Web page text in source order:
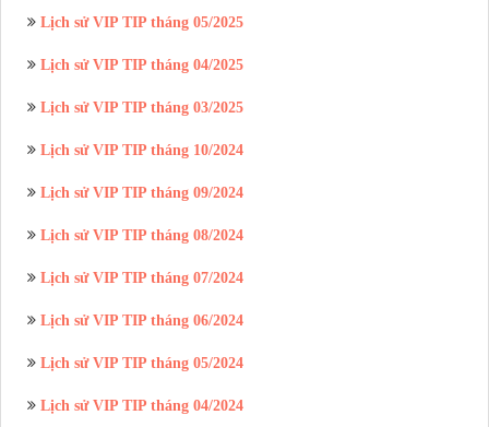
Lịch sử VIP TIP tháng 05/2025
Lịch sử VIP TIP tháng 04/2025
Lịch sử VIP TIP tháng 03/2025
Lịch sử VIP TIP tháng 10/2024
Lịch sử VIP TIP tháng 09/2024
Lịch sử VIP TIP tháng 08/2024
Lịch sử VIP TIP tháng 07/2024
Lịch sử VIP TIP tháng 06/2024
Lịch sử VIP TIP tháng 05/2024
Lịch sử VIP TIP tháng 04/2024